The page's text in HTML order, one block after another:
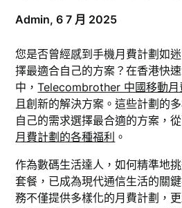
Admin,6 7 月 2025
您是否曾經感到手機月費計劃如
擇最適合自己的方案？在香港快
中，Telecombrother 中國移動月
且創新的解決方案。這些計劃的
自己的需求選擇最合適的方案，
月費計劃的各種福利 。
作為數碼生活達人，如何精準地
套餐，已成為現代通信生活的關
務不僅提供多樣化的月費計劃，